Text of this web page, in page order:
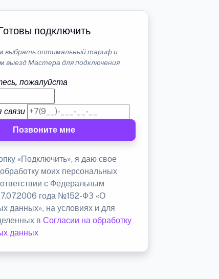
подключить
выбрать оптимальный тариф и
выезд Мастера для подключения
пожалуйста
связи
Позвоните мне
«Подключить», я даю свое
моих персональных
с Федеральным
года №152-ФЗ «О
данных», на условиях и для
вСогласии на обработку
данных